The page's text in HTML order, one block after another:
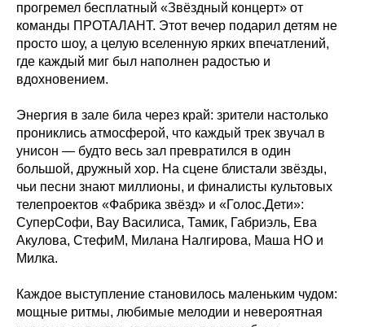
прогремел бесплатный «Звёздный концерт» от
команды ПРОТАЛАНТ. Этот вечер подарил детям не
просто шоу, а целую вселенную ярких впечатлений,
где каждый миг был наполнен радостью и
вдохновением.
Энергия в зале била через край: зрители настолько
прониклись атмосферой, что каждый трек звучал в
унисон — будто весь зал превратился в один
большой, дружный хор. На сцене блистали звёзды,
чьи песни знают миллионы, и финалисты культовых
телепроектов «Фабрика звёзд» и «Голос.Дети»:
СуперСофи, Вау Василиса, Тамик, Габриэль, Ева
Акулова, СтефиМ, Милана Налгирова, Маша НО и
Милка.
Каждое выступление становилось маленьким чудом:
мощные ритмы, любимые мелодии и невероятная